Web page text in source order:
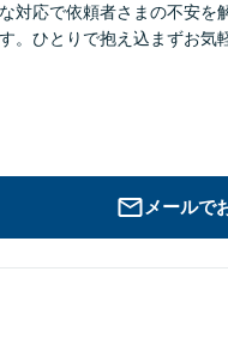
対応で依頼者さまの不安
。ひとりで抱え込まずお気
メールで